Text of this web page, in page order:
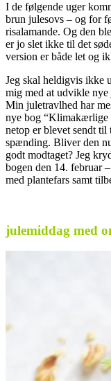
I de følgende uger
brun julesovs – og for
risalamande. Og den
er jo slet ikke til det
version er både let og
Jeg skal heldigvis ikke
mig med at udvikle
Min juletravlhed har
nye bog “Klimakærlige
netop er blevet sendt til
spænding. Bliver den
godt modtaget? Jeg
bogen den 14. februar
med plantefars samt
julemiddag med